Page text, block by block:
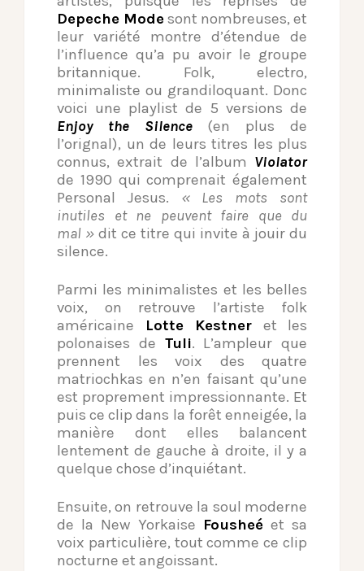
Depeche Modesont nombreuses, et
leur variété montre d’étendue de
l’influence qu’a pu avoir le groupe
britannique. Folk, electro,
minimaliste ou grandiloquant. Donc
voici une playlist de 5 versions de
Enjoy the Silence(en plus de
l’orignal), un de leurs titres les plus
connus, extrait de l’album Violator
de 1990 qui comprenait également
Personal Jesus. « Les mots sont
inutiles et ne peuvent faire que du
mal » dit ce titre qui invite à jouir du
silence.
Parmi les minimalistes et les belles
voix, on retrouve l’artiste folk
américaine
Lotte Kestner et les
polonaises de Tuli. L’ampleur que
prennent les voix des quatre
matriochkas en n’en faisant qu’une
est proprement impressionnante. Et
puis ce clip dans la forêt enneigée, la
manière dont elles balancent
lentement de gauche à droite, il y a
quelque chose d’inquiétant.
Ensuite, on retrouve la soul moderne
de la New Yorkaise Fousheé et sa
voix particulière, tout comme ce clip
nocturne et angoissant.